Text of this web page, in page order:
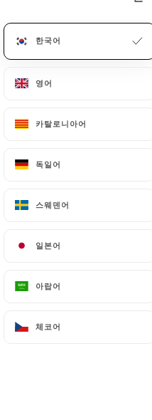
메뉴
한국어
영어
카탈로니아어
독일어
스웨덴어
일본어
아랍어
체코어
홈 연락처
연락처
Le
187
한국어
영어
카탈로니아어
독일어
스웨덴어
일본어
아랍어
체코어